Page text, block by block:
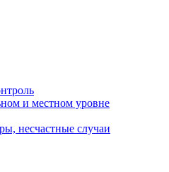
и местном уровне
несчастные случаи